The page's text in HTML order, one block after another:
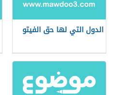
الدول التي لها حق الفيتو